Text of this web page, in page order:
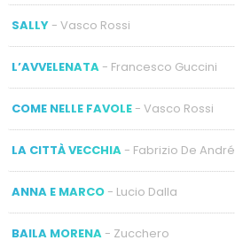
SALLY- Vasco Rossi
L’AVVELENATA- Francesco Guccini
COME NELLE FAVOLE- Vasco Rossi
LA CITTÀ VECCHIA- Fabrizio De André
ANNA E MARCO- Lucio Dalla
BAILA MORENA- Zucchero